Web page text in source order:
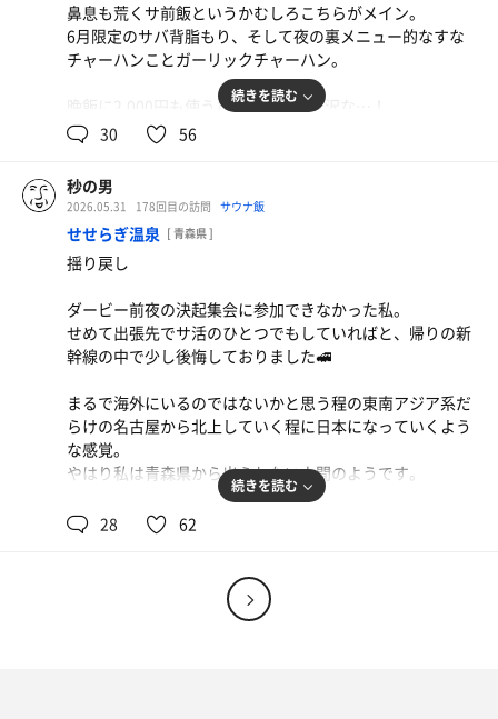
ミートパスタ
りんご酢カッシュ
今回のリラックスアウフグースは、ヒバ香るサ室内にヒバ
のブースト→カモミール→オークと重厚感を増していくス
タイル🌿
鳥のさえずりをBGMに妖精さんに誘われて森の中へ…。
そんな中、オークのヴィヒタからこぼれ落ちた小さな実
(どんぐり)がコロンと自分の足元に👀
い、連れて帰ることにしました。彼を今日から「どんぐり
のオーくん」と勝手に呼ぶことにします。
3セット終えてバチコリととのったところでmとさん親子
そしたら喫煙所のリクライニングチェアがなんと4つにな
っておりました。こちらもアップデート👏
今日はいつもと違ってオシャンにカルボナーラを。
りんご酢カッシュ🍎はマスト。
そして前回リラックスアウフグースで必勝祈願したオーク
スでの勝利(的中)を工藤さんに報告出来ました🙌
新たな買い目のお告げもいただいたので宝塚までに徳を積
スタッフの皆さん、本日も極上の時間をありがとうござい
まあせっかく人間として意識があって生きているわけなの
で、金がない、仕事が出来ない、身長が20センチ足りな
い、そんなないない尽くしなりにも精一杯楽しんで生きて
イキタイと思っている次第です、ハイ。
久し振りに愛車リトルカブにてWINS津軽さんへ。
サクッと馬券購入して、むむむさんと数レース観戦してか
ら、道の駅いなかだてにオープンしたCAFEカブハウスさ
んにてソロ昼食🍛
外には立派な中型大型のバイクばかりが停まっている中
に、バイク界の最底辺の50ccが来ましたよっと。
到底ライダーと名乗るにはおこがましいわけですが、社長
さんとカウンターでお話させてもらいました😊
バイクに特段詳しいわけでもない私なんかにもとても気さ
くで温かかったです。
今週末にグランドオープンですので、ライダーでなくても
機会があったら是非お立ち寄りください✨
カレーめっちゃ美味しかったです😽
ロビーのテレビにはみんなのKEIBAが…！
これはもしかしたら初のサウナ内観戦になるかもと期待を
膨らませてサ室を外からチラ見したらサ室のテレビもみん
鼻息も荒くサ前飯というかむしろこちらがメイン。
6月限定のサバ背脂もり、そして夜の裏メニュー的なすな
チャーハンことガーリックチャーハン。
晩飯に2,000円も使うなんてなんて贅沢な…！
いつもの発走直後に飛び出して後半タレるパターン。
カウンターでサバ背脂もり(平打ち麺大盛)とすなチャーハ
ンを食す馬鹿。どう見ても2人前、ましてや誰よりも身体
の小さいオッサンが体格に似合わない量を食べている異様
な光景。笑え。指を指しても構わない。この衝動が抑えら
う、美味い…！これが伝説のサバ背脂かっ…！
う、美味い…！これが噂のすなチャーハンかっ…！
カリッカリのガーリックと刻んだキクラゲの食感が堪らな
い。なんてギルティな…！
さすがにラスト2口あたりは腹パンとの戦いになったもの
仕事の鬼上司にも報告し喜んでいただけた。
これでサ活をキメたらミッション完了。
駐車場に停めてから、胃下垂ポッコリのお腹が落ち着くま
続きを読む
30 56
秒の男
2026.05.31 178回目の訪問 サウナ飯
せせらぎ温泉 [ 青森県 ]
揺り戻し
ダービー前夜の決起集会に参加できなかった私。
せめて出張先でサ活のひとつでもしていればと、帰りの新
幹線の中で少し後悔しておりました🚅
まるで海外にいるのではないかと思う程の東南アジア系だ
らけの名古屋から北上していく程に日本になっていくよう
な感覚。
やはり私は青森県から出られない人間のようです。
さて、感動のバチコリオークスから一週間、ダービーの日
悩んで悩んで伝家の宝刀・ルメ切りをしてまたしても「切
続きを読む
28 62